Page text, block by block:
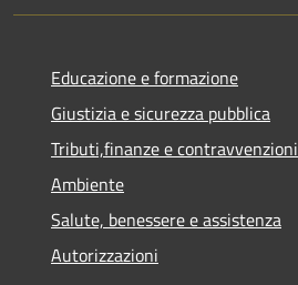
Educazione e formazione
Giustizia e sicurezza pubblica
Tributi,finanze e contravvenzioni
Ambiente
Salute, benessere e assistenza
Autorizzazioni